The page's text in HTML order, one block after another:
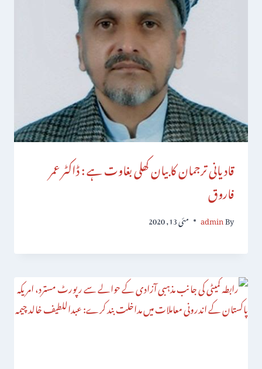
قادیانی ترجمان کا بیان کھلی بغاوت ہے : ڈاکٹر عمر
فاروق
By
admin مئی 13, 2020